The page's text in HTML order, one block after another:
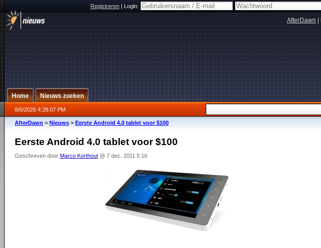
Registreren|Login:
AfterDawn
Home Nieuws zoeken
8/6/2026 4:28:07 PM
AfterDawn > Nieuws > Eerste Android 4.0 tablet voor $100
Eerste Android 4.0 tablet voor $100
Geschreven door Marco Korthout @ 7 dec. 2011 5:16